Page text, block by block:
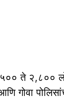
ते २,८००
गोवा